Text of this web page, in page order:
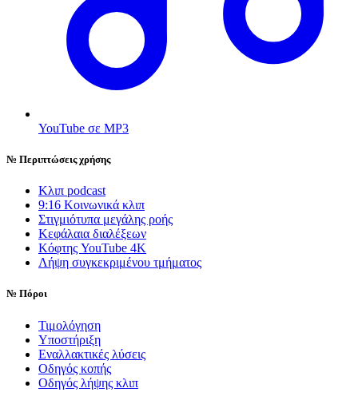
YouTube σε MP3
№ Περιπτώσεις χρήσης
Κλιπ podcast
9:16 Κοινωνικά κλιπ
Στιγμιότυπα μεγάλης ροής
Κεφάλαια διαλέξεων
Κόφτης YouTube 4K
Λήψη συγκεκριμένου τμήματος
№ Πόροι
Τιμολόγηση
Υποστήριξη
Εναλλακτικές λύσεις
Οδηγός κοπής
Οδηγός λήψης κλιπ